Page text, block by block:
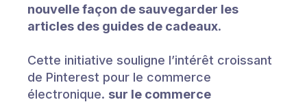
nouvelle façon de sauvegarder les
articles des guides de cadeaux.
Cette initiative souligne l’intérêt croissant
de Pinterest pour le commerce
électronique. sur le commerce